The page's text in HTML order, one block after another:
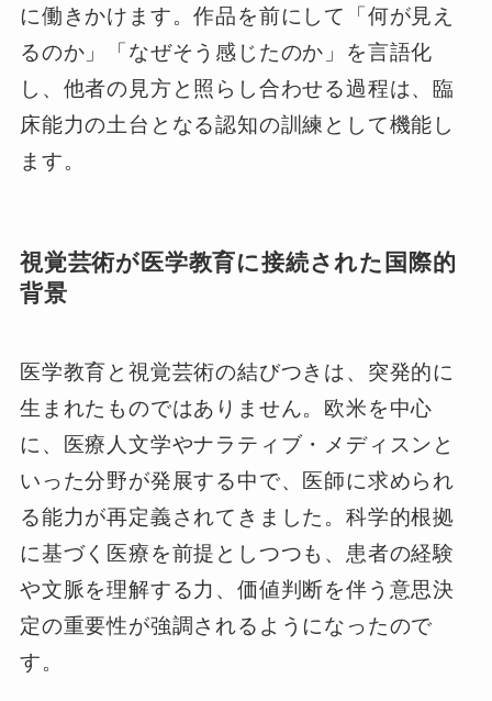
に働きかけます。作品を前にして「何が見え
るのか」「なぜそう感じたのか」を言語化
し、他者の見方と照らし合わせる過程は、臨
床能力の土台となる認知の訓練として機能し
ます。
視覚芸術が医学教育に接続された国際的
背景
医学教育と視覚芸術の結びつきは、突発的に
生まれたものではありません。欧米を中心
に、医療人文学やナラティブ・メディスンと
いった分野が発展する中で、医師に求められ
る能力が再定義されてきました。科学的根拠
に基づく医療を前提としつつも、患者の経験
や文脈を理解する力、価値判断を伴う意思決
定の重要性が強調されるようになったので
す。